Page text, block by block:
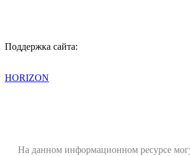
Поддержка сайта:
HORIZON
На данном информационном ресурсе